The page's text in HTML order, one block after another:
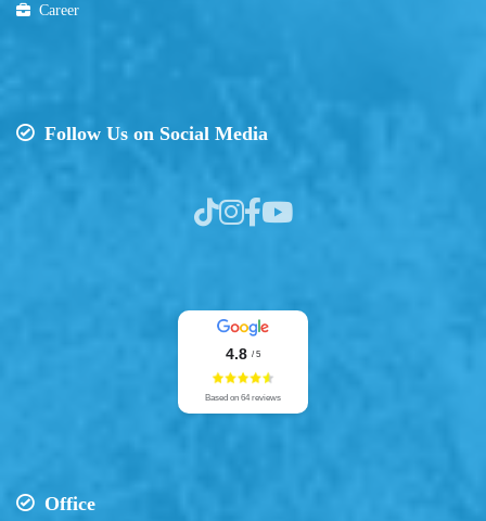
Career
Follow Us on Social Media
4.8 / 5
Based on 64 reviews
Office